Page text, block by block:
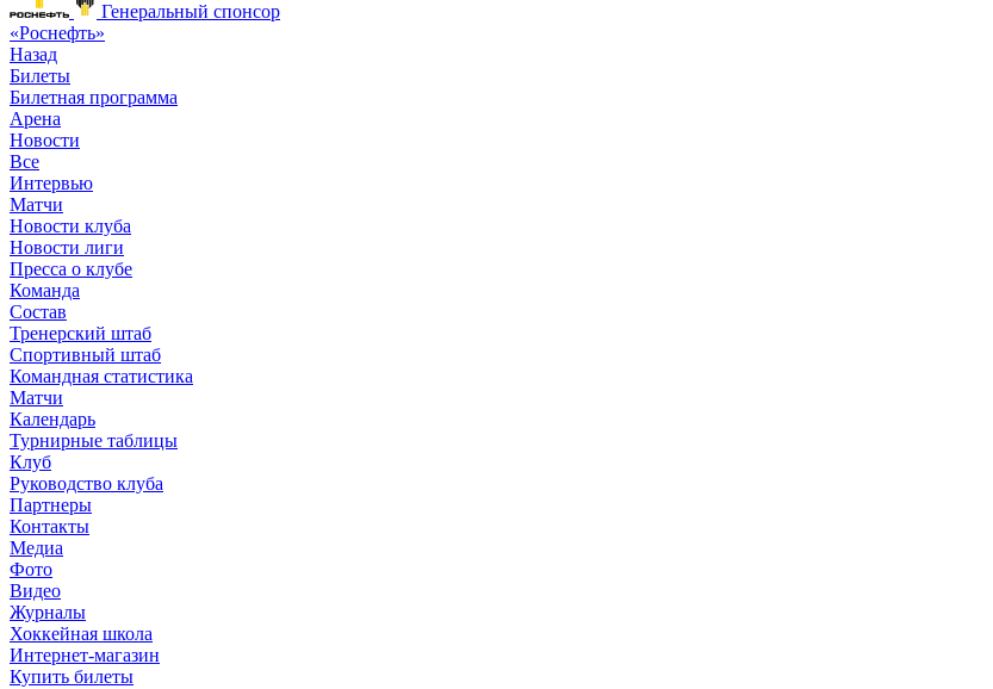
Генеральный спонсор
«Роснефть»
Назад
Билеты
Билетная программа
Арена
Новости
Все
Интервью
Матчи
Новости клуба
Новости лиги
Пресса о клубе
Команда
Состав
Тренерский штаб
Спортивный штаб
Командная статистика
Матчи
Календарь
Турнирные таблицы
Клуб
Руководство клуба
Партнеры
Контакты
Медиа
Фото
Видео
Журналы
Хоккейная школа
Интернет-магазин
Купить билеты